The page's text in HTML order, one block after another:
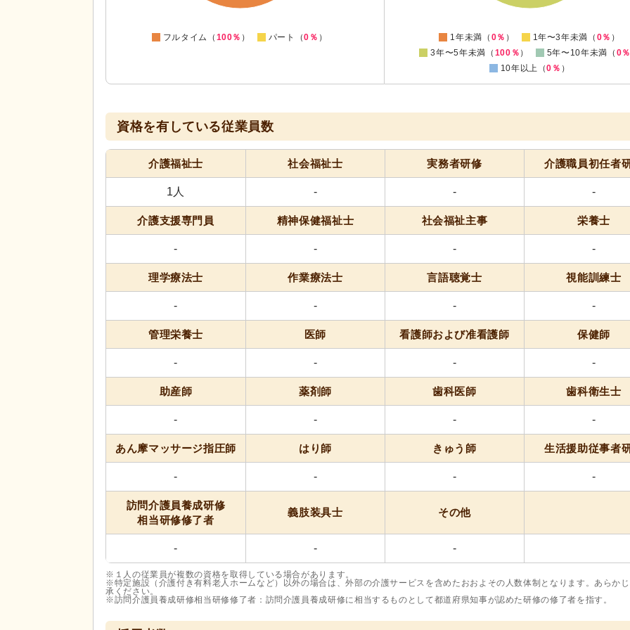
フルタイム（ 100％ ） パート（0％ ） 1年未満（ 0％ ） 1年〜3年未満（ 0％ ）
3年〜5年未満（ 100％ ） 5年〜10年未満（ 0％
10年以上（0％ ）
資格を有している従業員数
介護福祉士 社会福祉士 実務者研修 介護職員初任者
1人 - - -
介護支援専門員 精神保健福祉士 社会福祉主事 栄養士
- - - -
理学療法士 作業療法士 言語聴覚士 視能訓練士
- - - -
管理栄養士 医師 看護師および准看護師 保健師
- - - -
助産師 薬剤師 歯科医師 歯科衛生士
- - - -
あん摩マッサージ指圧師 はり師 きゅう師 生活援助従事者
- - - -
訪問介護員養成研修
相当研修修了者
義肢装具士 その他
- - -
※１人の従業員が複数の資格を取得している場合があります。
※特定施設（介護付き有料老人ホームなど）以外の場合は、外部の介護サービスを含めたおおよその人数体制となります。あらかじ
承ください。
※訪問介護員養成研修相当研修修了者：訪問介護員養成研修に相当するものとして都道府県知事が認めた研修の修了者を指す。